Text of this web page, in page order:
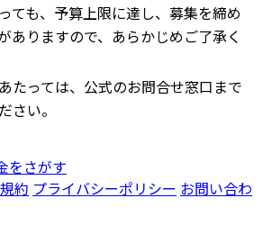
ても、予算上限に達し、募集を締め
ありますので、あらかじめご了承く
たっては、公式のお問合せ窓口まで
さい。
をさがす
約 プライバシーポリシー お問い合わ